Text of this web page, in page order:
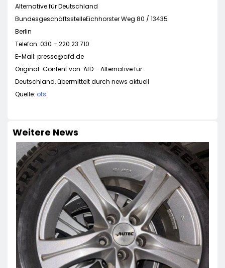
Alternative für Deutschland
BundesgeschäftsstelleEichhorster Weg 80 / 13435
Berlin
Telefon: 030 – 220 23 710
E-Mail: presse@afd.de
Original-Content von: AfD – Alternative für
Deutschland, übermittelt durch news aktuell
Quelle: ots
Weitere News